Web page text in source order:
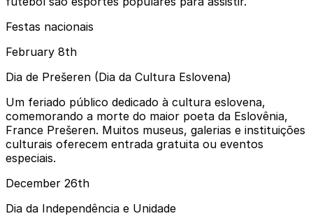
Festas nacionais
February 8th
Dia de Prešeren (Dia da Cultura Eslovena)
Um feriado público dedicado à cultura eslovena,
comemorando a morte do maior poeta da Eslovênia,
France Prešeren. Muitos museus, galerias e instituições
culturais oferecem entrada gratuita ou eventos
especiais.
December 26th
Dia da Independência e Unidade